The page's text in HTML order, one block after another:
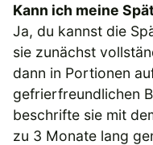
Kann ich meine
Ja, du kannst die
sie zunächst
dann in Portionen
gefrierfreundlichen
beschrifte sie mit
zu 3 Monate lang